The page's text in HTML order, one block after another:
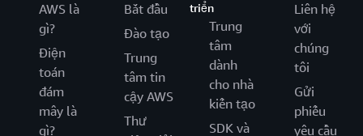
AWS là
gì?
Điện
toán
đám
mây là
gì?
Bắt đầu
Đào tạo
Trung
tâm tin
cậy AWS
Thư
triển
Trung
tâm
dành
cho nhà
kiến tạo
SDK và
Liên hệ
với
chúng
tôi
Gửi
phiếu
yêu cầu